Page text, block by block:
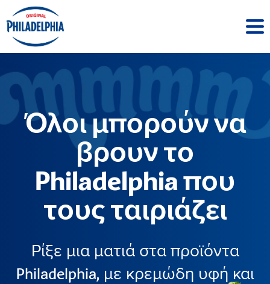
Όλοι μπορούν να
βρουν το
Philadelphia που
τους ταιριάζει
Ρίξε μια ματιά στα προϊόντα
Philadelphia, με κρεμώδη υφή και